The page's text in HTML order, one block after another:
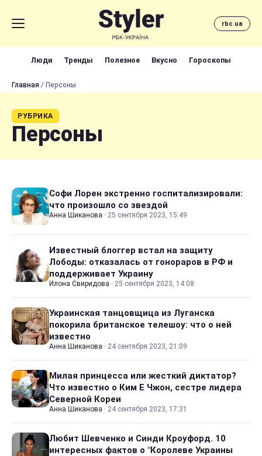
rbc.ua
Люди Тренды Полезное Вкусно Гороскопы
Главная / Персоны
РУБРИКА
Персоны
Софи Лорен экстренно госпитализировали:
что произошло со звездой
Анна Шиканова · 25 сентября 2023, 15:49
Известный блоггер встал на защиту
Лободы: отказалась от гонораров в РФ и
поддерживает Украину
Илона Свиридова · 25 сентября 2023, 14:08
Украинская танцовщица из Луганска
покорила британское телешоу: что о ней
известно
Анна Шиканова · 24 сентября 2023, 21:09
Милая принцесса или жесткий диктатор?
Что известно о Ким Е Чжон, сестре лидера
Северной Кореи
Анна Шиканова · 24 сентября 2023, 17:31
Любит Шевченко и Синди Кроуфорд. 10
интересных фактов о "Королеве Украины